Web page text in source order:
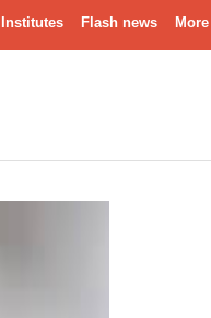
Institutes Flash news More